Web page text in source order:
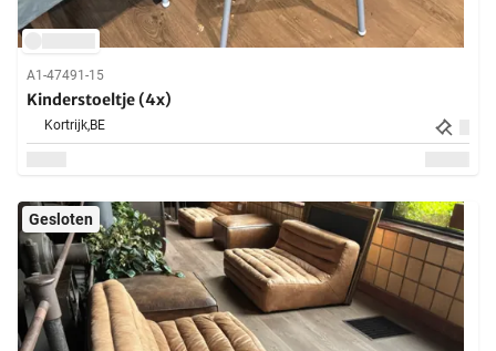
A1-47491-15
Kinderstoeltje (4x)
Kortrijk,BE
Gesloten